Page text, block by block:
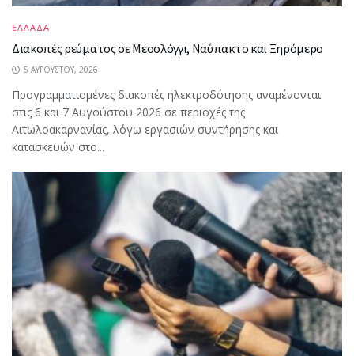
ΕΛΛΑΔΑ
Διακοπές ρεύματος σε Μεσολόγγι, Ναύπακτο και Ξηρόμερο
5 ΑΥΓΟΎΣΤΟΥ, 2026
Προγραμματισμένες διακοπές ηλεκτροδότησης αναμένονται
στις 6 και 7 Αυγούστου 2026 σε περιοχές της
Αιτωλοακαρνανίας, λόγω εργασιών συντήρησης και
κατασκευών στο...